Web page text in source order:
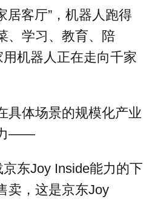
居客厅”，机器人跑得
、学习、教育、陪
机器人正在走向千家
具体场景的规模化产业
力——
东Joy Inside能力的下
卖，这是京东Joy